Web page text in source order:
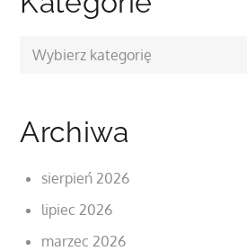
Kategorie
Archiwa
sierpień 2026
lipiec 2026
marzec 2026